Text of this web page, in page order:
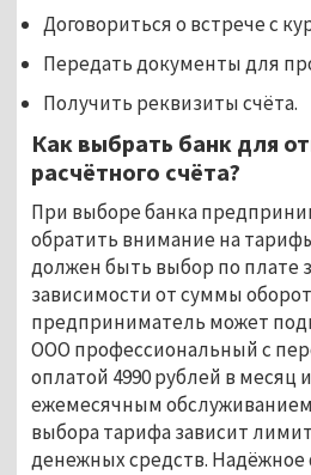
Договориться о встрече с
Передать документы для
Получить реквизиты счёта.
Как выбрать банк для
расчётного счёта?
При выборе банка
обратить внимание на
должен быть выбор по плате
зависимости от суммы
предприниматель может
ООО профессиональный с
оплатой 4990 рублей в
ежемесячным обслуживанием
выбора тарифа зависит
денежных средств. Надёжное